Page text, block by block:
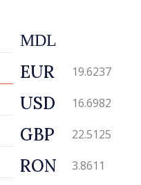
MDL
EUR 19.6237
USD 16.6982
GBP 22.5125
RON 3.8611